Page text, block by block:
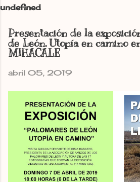
undefined
Presentación de la
de León. Utopía en camino
MIHACALE
abril 05, 2019